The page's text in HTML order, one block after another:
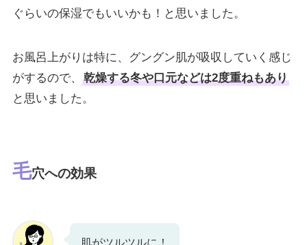
ぐらいの保湿でもいいかも！と思いました。
お風呂上がりは特に、グングン肌が吸収していく感じ
がするので、
乾燥する冬や口元などは2度重ねもあり
と思いました。
毛穴への効果